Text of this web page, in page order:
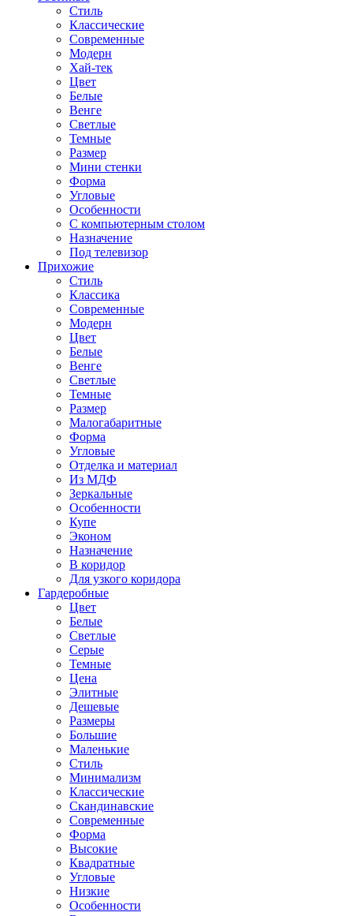
Стиль
Классические
Современные
Модерн
Хай-тек
Цвет
Белые
Венге
Светлые
Темные
Размер
Мини стенки
Форма
Угловые
Особенности
С компьютерным столом
Назначение
Под телевизор
Прихожие
Стиль
Классика
Современные
Модерн
Цвет
Белые
Венге
Светлые
Темные
Размер
Малогабаритные
Форма
Угловые
Отделка и материал
Из МДФ
Зеркальные
Особенности
Купе
Эконом
Назначение
В коридор
Для узкого коридора
Гардеробные
Цвет
Белые
Светлые
Серые
Темные
Цена
Элитные
Дешевые
Размеры
Большие
Маленькие
Стиль
Минимализм
Классические
Скандинавские
Современные
Форма
Высокие
Квадратные
Угловые
Низкие
Особенности